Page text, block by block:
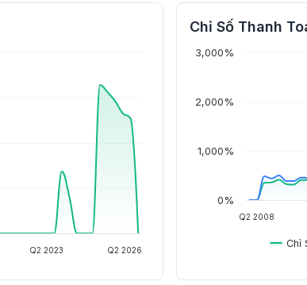
Q2 2023 Q2 2026
Chỉ Số Thanh
Chỉ
Q2 2008
0%
1,000%
2,000%
3,000%